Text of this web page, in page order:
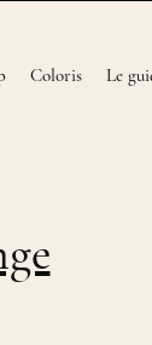
Coloris Le